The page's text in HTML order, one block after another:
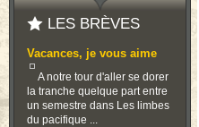
LES BRÈVES
Vacances, je vous aime
A notre tour d'aller se dorer
la tranche quelque part entre
un semestre dans Les limbes
du pacifique ...